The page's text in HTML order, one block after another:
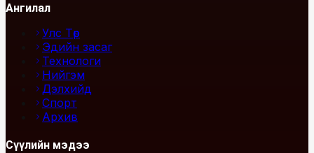
Ангилал
Улс Төр
Эдийн засаг
Технологи
Нийгэм
Дэлхийд
Спорт
Архив
Сүүлийн мэдээ